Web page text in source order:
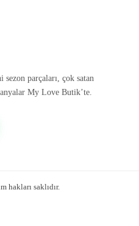
parçaları, çok satan
My Love Butik’te.
saklıdır.